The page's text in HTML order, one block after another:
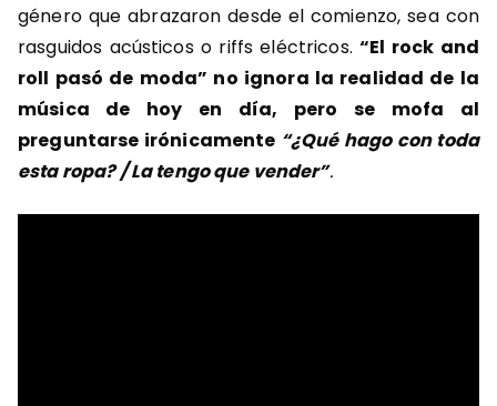
género que abrazaron desde el comienzo, sea con
rasguidos acústicos o riffs eléctricos.“El rock and
roll pasó de moda” no ignora la realidad de la
música de hoy en día, pero se mofa al
preguntarse irónicamente “¿Qué hago con toda
esta ropa? / La tengo que vender”.